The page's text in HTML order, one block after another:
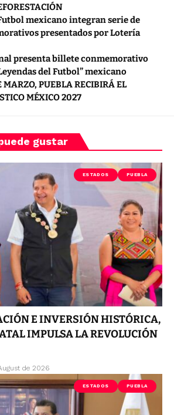
mexicano integran serie de
presentados por Lotería
presenta billete conmemorativo
del Futbol” mexicano
MARZO, PUEBLA RECIBIRÁ EL
MÉXICO 2027
gustar
ESTADOS PUEBLA
E INVERSIÓN HISTÓRICA,
IMPULSA LA REVOLUCIÓN
de 2026
ESTADOS PUEBLA